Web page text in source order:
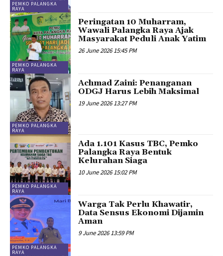
PEMKO PALANGKA
RAYA
PEMKO PALANGKA
RAYA
Peringatan 10 Muharram,
Wawali Palangka Raya Ajak
Masyarakat Peduli Anak Yatim
26 June 2026 15:45 PM
PEMKO PALANGKA
RAYA
Achmad Zaini: Penanganan
ODGJ Harus Lebih Maksimal
19 June 2026 13:27 PM
PEMKO PALANGKA
RAYA
Ada 1.101 Kasus TBC, Pemko
Palangka Raya Bentuk
Kelurahan Siaga
10 June 2026 15:02 PM
PEMKO PALANGKA
RAYA
Warga Tak Perlu Khawatir,
Data Sensus Ekonomi Dijamin
Aman
9 June 2026 13:59 PM